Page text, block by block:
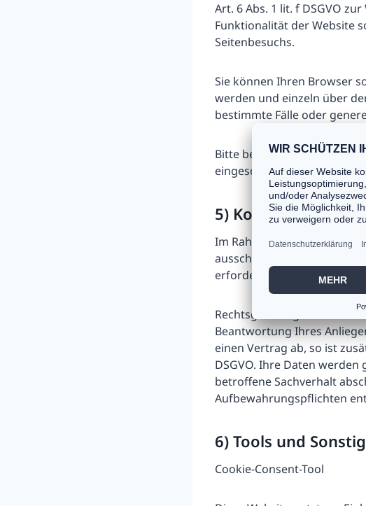
Art. 6 Abs. 1 lit. f DSGVO
Funktionalität der Website
Seitenbesuchs.
Sie können Ihren Browser
werden und einzeln über
bestimmte Fälle oder
Bitte beachten Sie, dass
eingeschränkt sein kann.
5)
Im Rahmen der
ausschließlich zum Zweck
erforderlichen Umfang –
Rechtsgrundlage für die
Beantwortung Ihres
einen Vertrag ab, so ist
DSGVO. Ihre Daten
betroffene Sachverhalt
Aufbewahrungspflichten
6) Tools und
Cookie-Consent-Tool